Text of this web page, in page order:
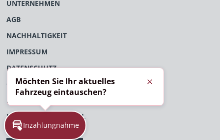
UNTERNEHMEN
AGB
NACHHALTIGKEIT
IMPRESSUM
DATENSCHUTZ
ÖFFENTLICHES VERFAHRENSVERZEICHNIS
EU-DATENVERORDNUNG
HINWEISGEBERPORTAL
Inzahlungnahme
Möchten Sie Ihr aktuelles
Fahrzeug eintauschen?
Schließen